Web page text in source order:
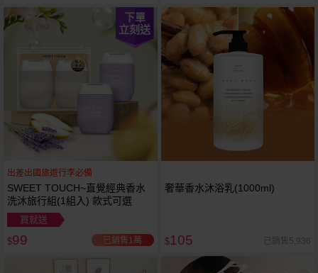
下單
立刻送
出差出國旅遊行李必備
SWEET TOUCH~直覺經典香水
洗沐旅行組(1組入) 款式可選
買就送
$99 已銷售1萬
奢華香水沐浴乳(1000ml)
$105 已銷售5,936